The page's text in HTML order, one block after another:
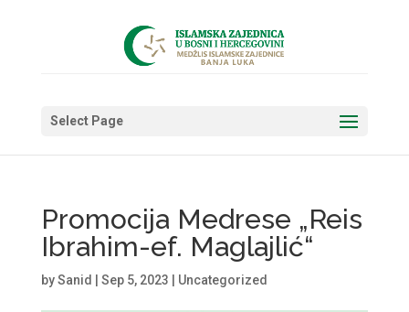
Select Page
Promocija Medrese „Reis
Ibrahim-ef. Maglajlić“
bySanid Sep 5, 2023 Uncategorized